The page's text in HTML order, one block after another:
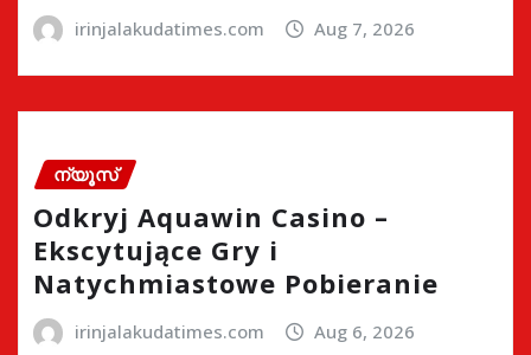
irinjalakudatimes.com Aug 7, 2026
ന്യൂസ്
Odkryj Aquawin Casino –
Ekscytujące Gry i
Natychmiastowe Pobieranie
irinjalakudatimes.com Aug 6, 2026